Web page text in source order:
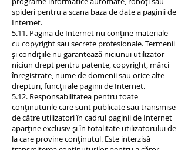
spideri pentru a scana baza de date a paginii de
Internet.
5.11. Pagina de Internet nu conține materiale
cu copyright sau secrete profesionale. Termenii
și condițiile nu garantează niciunui utilizator
niciun drept pentru patente, copyright, mărci
înregistrate, nume de domenii sau orice alte
drepturi, funcții ale paginii de Internet.
5.12. Responsabilitatea pentru toate
conținuturile care sunt publicate sau transmise
de către utilizatori în cadrul paginii de Internet
aparține exclusiv și în totalitate utilizatorului de
la care provine conținutul. Este interzisă